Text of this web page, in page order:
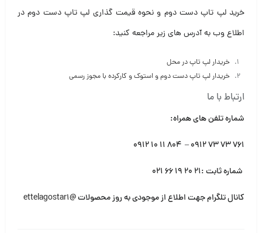
خرید لپ تاپ دست دوم و نحوه قیمت گذاری لپ تاپ دست دوم در
اطلاع وب به آدرس های زیر مراجعه کنید:
خریدار لپ تاپ در محل
خریدار لپ تاپ دست دوم و استوک و کارکرده با مجوز رسمی
ارتباط با ما
شماره تلفن های همراه:
۷۶۱ ۷۳ ۷۳ ۰۹۱۲ – ۸۰۴ ۱۱ ۱۰ ۰۹۱۲
شماره ثابت :۲۱ ۲۰ ۱۹ ۶۶ ۰۲۱
کانال تلگرام جهت اطلاع از موجودی به روز محصولات@ettelagostar1